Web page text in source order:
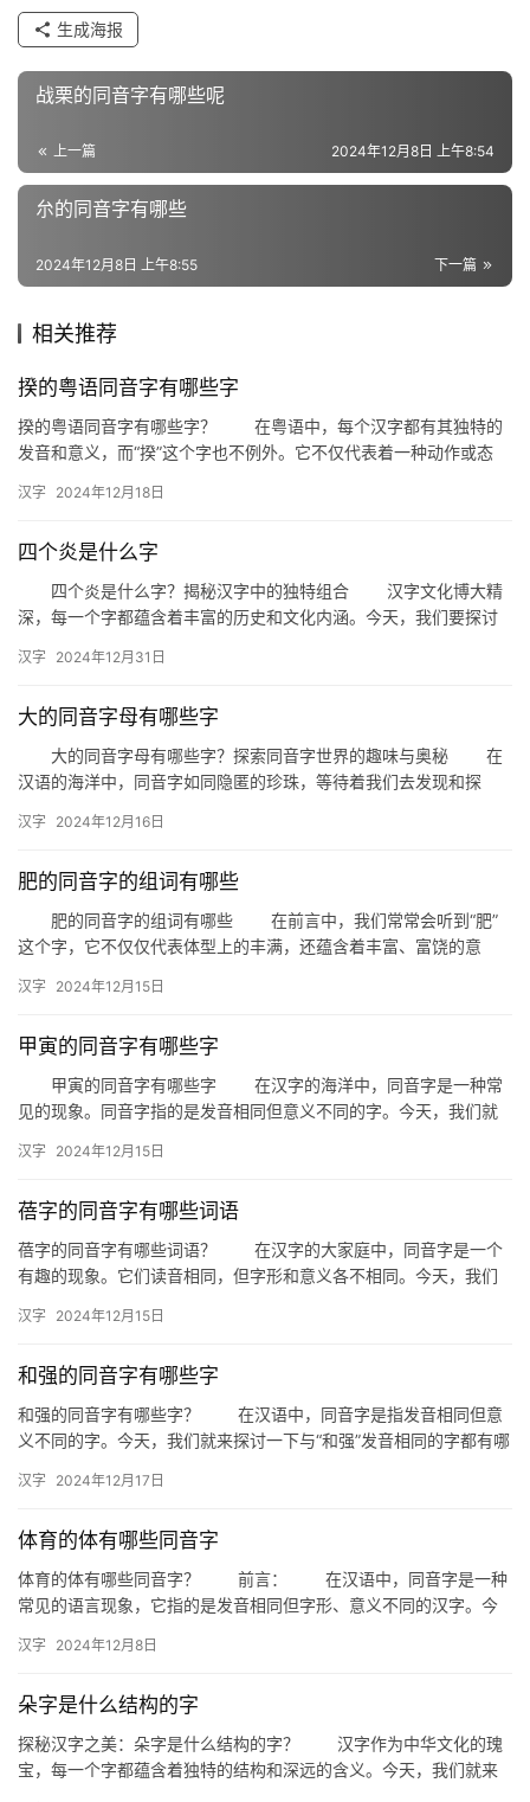
反
义
词
义
词
词
拼
音
生成海报
战栗的同音字有哪些呢
上一篇 2024年12月8日 上午8:54
厼的同音字有哪些
下一篇
2024年12月8日 上午8:55
相关推荐
揆的粤语同音字有哪些字
揆的粤语同音字有哪些字？ 在粤语中，每个汉字都有其独特的
发音和意义，而“揆”这个字也不例外。它不仅代表着一种动作或态
独…
汉字 2024年12月18日
四个炎是什么字
四个炎是什么字？揭秘汉字中的独特组合 汉字文化博大精
深，每一个字都蕴含着丰富的历史和文化内涵。今天，我们要探讨
么…
汉字 2024年12月31日
大的同音字母有哪些字
大的同音字母有哪些字？探索同音字世界的趣味与奥秘 在
汉语的海洋中，同音字如同隐匿的珍珠，等待着我们去发现和探
在…
汉字 2024年12月16日
肥的同音字的组词有哪些
肥的同音字的组词有哪些 在前言中，我们常常会听到“肥”
这个字，它不仅仅代表体型上的丰满，还蕴含着丰富、富饶的意
们…
汉字 2024年12月15日
甲寅的同音字有哪些字
甲寅的同音字有哪些字 在汉字的海洋中，同音字是一种常
见的现象。同音字指的是发音相同但意义不同的字。今天，我们就
汉字 2024年12月15日
蓓字的同音字有哪些词语
蓓字的同音字有哪些词语？ 在汉字的大家庭中，同音字是一个
有趣的现象。它们读音相同，但字形和意义各不相同。今天，我们
汉字 2024年12月15日
和强的同音字有哪些字
和强的同音字有哪些字？ 在汉语中，同音字是指发音相同但意
义不同的字。今天，我们就来探讨一下与“和强”发音相同的字都有哪
汉字 2024年12月17日
体育的体有哪些同音字
体育的体有哪些同音字？ 前言： 在汉语中，同音字是一种
常见的语言现象，它指的是发音相同但字形、意义不同的汉字。今
汉字 2024年12月8日
朵字是什么结构的字
探秘汉字之美：朵字是什么结构的字？ 汉字作为中华文化的瑰
宝，每一个字都蕴含着独特的结构和深远的含义。今天，我们就来